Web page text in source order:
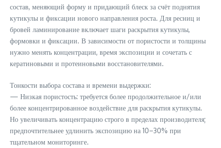
состав, меняющий форму и придающий блеск за счёт поднятия
кутикулы и фиксации нового направления роста. Для ресниц и
бровей ламинирование включает шаги раскрытия кутикулы,
формовки и фиксации. В зависимости от пористости и толщины
нужно менять концентрации, время экспозиции и сочетать с
кератиновыми и протеиновыми восстановителями.
Тонкости выбора состава и времени выдержки:
— Низкая пористость: требуется более продолжительное и/или
более концентрированное воздействие для раскрытия кутикулы.
Но увеличивать концентрацию строго в пределах производителя;
предпочтительнее удлинить экспозицию на 10–30% при
тщательном мониторинге.